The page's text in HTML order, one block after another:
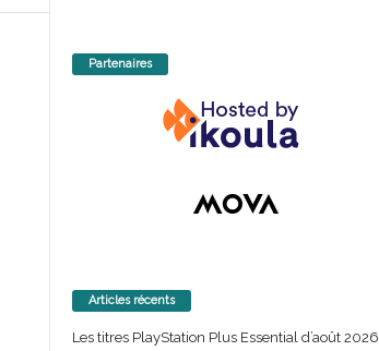
Partenaires
Articles récents
Les titres PlayStation Plus Essential d’août 2026